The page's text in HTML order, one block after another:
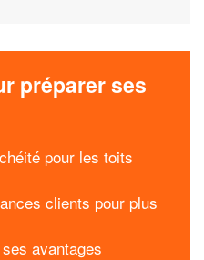
préparer ses
pour les toits
clients pour plus
avantages